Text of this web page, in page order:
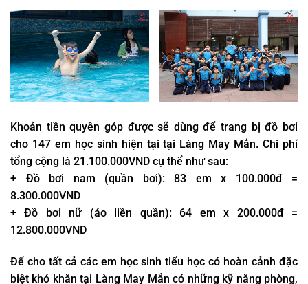
Khoản tiền quyên góp được sẽ dùng để trang bị đồ bơi
cho 147 em học sinh hiện tại tại Làng May Mắn. Chi phí
tổng cộng là 21.100.000VND cụ thể như sau:
+ Đồ bơi nam (quần bơi): 83 em x 100.000đ =
8.300.000VND
+ Đồ bơi nữ (áo liền quần): 64 em x 200.000đ =
12.800.000VND
Để cho tất cả các em học sinh tiểu học có hoàn cảnh đặc
biệt khó khăn tại Làng May Mắn có những kỹ năng phòng,